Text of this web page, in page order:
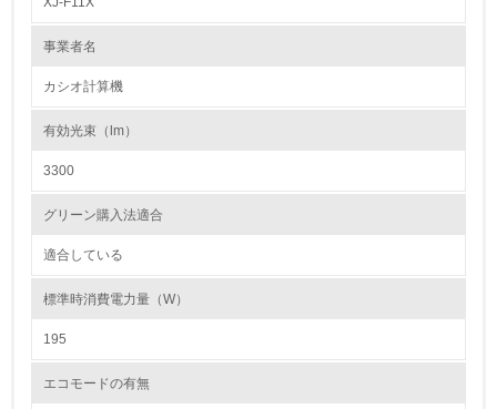
事業者名
カシオ計算機
有効光束（lm）
3300
グリーン購入法適合
適合している
標準時消費電力量（W）
195
エコモードの有無